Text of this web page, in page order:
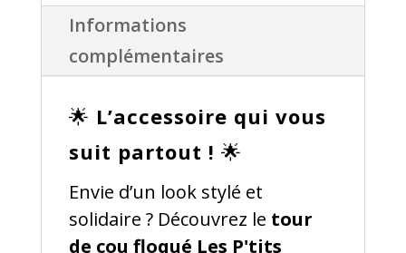
Informations
complémentaires
🌟 L’accessoire qui vous
suit partout ! 🌟
Envie d’un look stylé et
solidaire ? Découvrez le tour
de cou floqué Les P'tits